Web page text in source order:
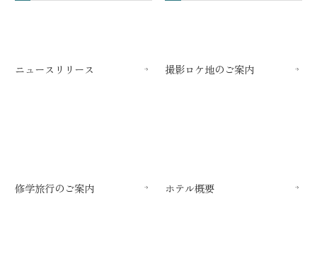
ニュースリリース 撮影ロケ地のご案内
修学旅行のご案内 ホテル概要